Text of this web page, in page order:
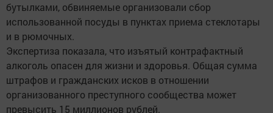
бутылками, обвиняемые организовали сбор
использованной посуды в пунктах приема стеклотары
и в рюмочных.
Экспертиза показала, что изъятый контрафактный
алкоголь опасен для жизни и здоровья. Общая сумма
штрафов и гражданских исков в отношении
организованного преступного сообщества может
превысить 15 миллионов рублей.